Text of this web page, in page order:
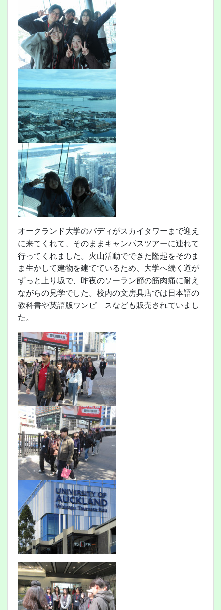
オークランド大学のバディがスカイタワーまで迎え
に来てくれて、そのままキャンパスツアーに連れて
行ってくれました。火山活動でできた隆起をそのま
ま生かして建物を建てているため、大学へ続く道が
ずっと上り坂で、昨夜のソーラン節の筋肉痛に耐え
ながらの見学でした。校内の文房具店では日本語の
教科書や英語版ワンピースなども販売されていまし
た。